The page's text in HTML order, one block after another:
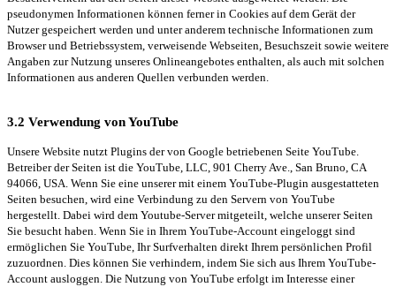
pseudonymen Informationen können ferner in Cookies auf dem Gerät der
Nutzer gespeichert werden und unter anderem technische Informationen zum
Browser und Betriebssystem, verweisende Webseiten, Besuchszeit sowie weitere
Angaben zur Nutzung unseres Onlineangebotes enthalten, als auch mit solchen
Informationen aus anderen Quellen verbunden werden.
3.2 Verwendung von YouTube
Unsere Website nutzt Plugins der von Google betriebenen Seite YouTube.
Betreiber der Seiten ist die YouTube, LLC, 901 Cherry Ave., San Bruno, CA
94066, USA. Wenn Sie eine unserer mit einem YouTube-Plugin ausgestatteten
Seiten besuchen, wird eine Verbindung zu den Servern von YouTube
hergestellt. Dabei wird dem Youtube-Server mitgeteilt, welche unserer Seiten
Sie besucht haben. Wenn Sie in Ihrem YouTube-Account eingeloggt sind
ermöglichen Sie YouTube, Ihr Surfverhalten direkt Ihrem persönlichen Profil
zuzuordnen. Dies können Sie verhindern, indem Sie sich aus Ihrem YouTube-
Account ausloggen. Die Nutzung von YouTube erfolgt im Interesse einer